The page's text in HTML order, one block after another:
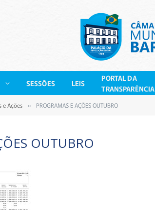
SESSÕES LEIS
PORTAL DA
TRANSPARÊNCIA
e Ações » PROGRAMAS E AÇÕES OUTUBRO
OUTUBRO